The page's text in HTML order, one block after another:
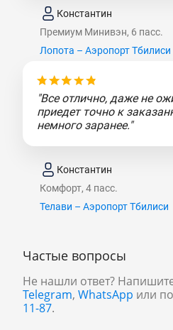
Константин
Премиум Минивэн, 6 пасс.
Лопота – Аэропорт Тбилиси
"Все отлично, даже не
приедет точно к
немного заранее."
Константин
Комфорт, 4 пасс.
Телави – Аэропорт Тбилиси
Частые вопросы
Не нашли ответ?
Telegram, WhatsApp или
11-87.